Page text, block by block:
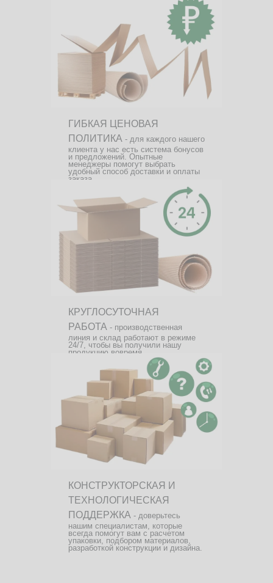
ГИБКАЯ ЦЕНОВАЯ
ПОЛИТИКА - для каждого нашего
клиента у нас есть система бонусов
и предложений. Опытные
менеджеры помогут выбрать
удобный способ доставки и оплаты
заказа.
КРУГЛОСУТОЧНАЯ
РАБОТА - производственная
линия и склад работают в режиме
24/7, чтобы вы получили нашу
продукцию вовремя.
КОНСТРУКТОРСКАЯ И
ТЕХНОЛОГИЧЕСКАЯ
ПОДДЕРЖКА - доверьтесь
нашим специалистам, которые
всегда помогут вам с расчетом
упаковки, подбором материалов,
разработкой конструкции и дизайна.